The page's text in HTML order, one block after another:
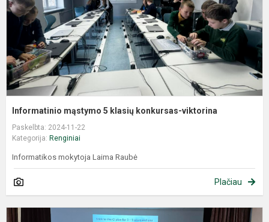
Informatinio mąstymo 5 klasių konkursas-viktorina
Paskelbta: 2024-11-22
Kategorija: Renginiai
Informatikos mokytoja Laima Raubė
Plačiau